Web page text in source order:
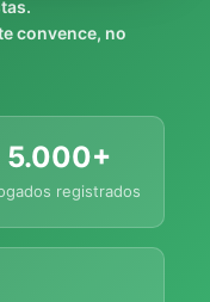
convence, no
5.000+
registrados